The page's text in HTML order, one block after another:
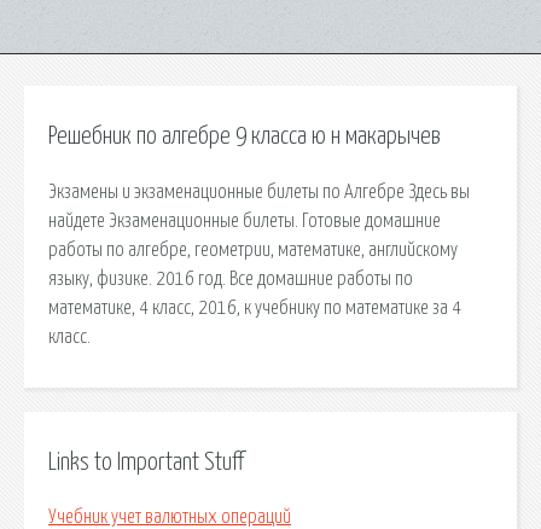
Решебник по алгебре 9 класса ю н макарычев
Экзамены и экзаменационные билеты по Алгебре Здесь вы
найдете Экзаменационные билеты. Готовые домашние
работы по алгебре, геометрии, математике, английскому
языку, физике. 2016 год. Все домашние работы по
математике, 4 класс, 2016, к учебнику по математике за 4
класс.
Links to Important Stuff
Учебник учет валютных операций